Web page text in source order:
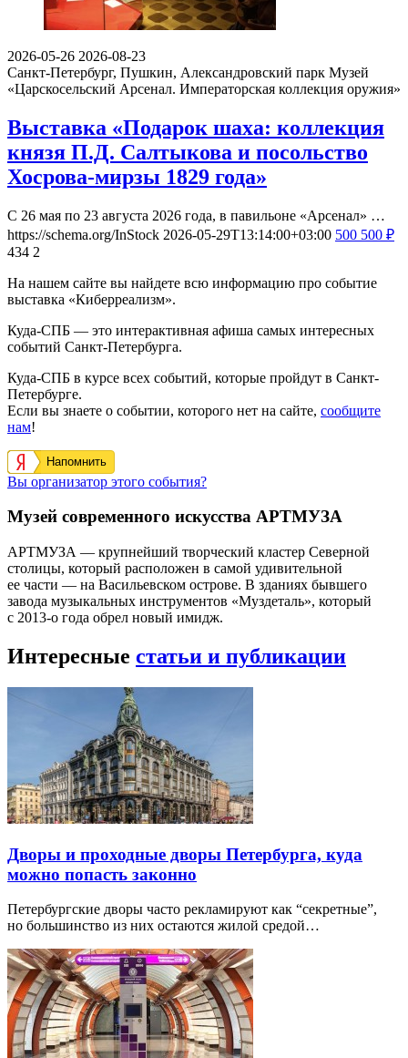
2026-05-26 2026-08-23
Санкт-Петербург, Пушкин, Александровский парк Музей
«Царскосельский Арсенал. Императорская коллекция оружия»
Выставка «Подарок шаха: коллекция
князя П.Д. Салтыкова и посольство
Хосрова-мирзы 1829 года»
С 26 мая по 23 августа 2026 года, в павильоне «Арсенал» …
https://schema.org/InStock 2026-05-29T13:14:00+03:00 500 500 ₽
434 2
На нашем сайте вы найдете всю информацию про событие
выставка «Киберреализм».
Куда-СПБ — это интерактивная афиша самых интересных
событий Санкт-Петербурга.
Куда-СПБ в курсе всех событий, которые пройдут в Санкт-
Петербурге.
Если вы знаете о событии, которого нет на сайте, сообщите
нам!
Напомнить
Вы организатор этого события?
Музей современного искусства АРТМУЗА
АРТМУЗА — крупнейший творческий кластер Северной
столицы, который расположен в самой удивительной
ее части — на Васильевском острове. В зданиях бывшего
завода музыкальных инструментов «Муздеталь», который
с 2013-о года обрел новый имидж.
Интересные статьи и публикации
Дворы и проходные дворы Петербурга, куда
можно попасть законно
Петербургские дворы часто рекламируют как “секретные”,
но большинство из них остаются жилой средой…